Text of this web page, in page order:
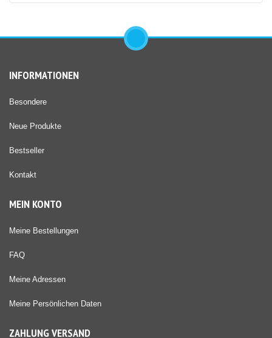
INFORMATIONEN
Besondere
Neue Produkte
Bestseller
Kontakt
MEIN KONTO
Meine Bestellungen
FAQ
Meine Adressen
Meine Persönlichen Daten
ZAHLUNG VERSAND